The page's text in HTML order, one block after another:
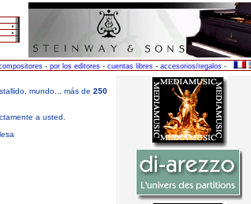
- por los editores - cuentas libres - accesorios/regalos -